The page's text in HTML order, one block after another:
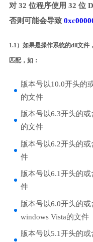
对 32 位程序使用 32 位
否则可能会导致
1.1）如果是操作系统的dll文
匹配，如：
版本号以10.0开头的
的文件
版本号以6.3开头的
的文件
版本号以6.2开头的
件
版本号以6.1开头的
件
版本号以6.0开头的
windows Vista的文件
版本号以5.1开头的